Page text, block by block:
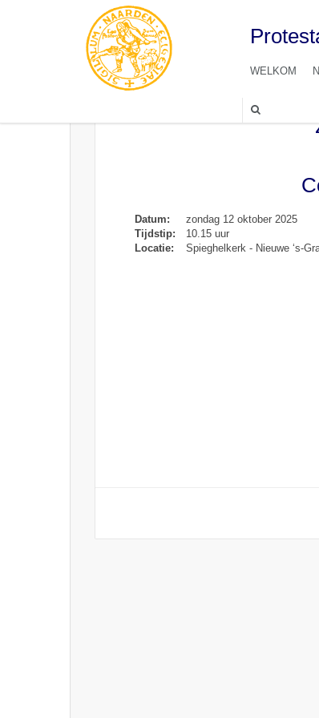
WELKOM
Datum:
zondag 12 oktober 2025
Tijdstip:
10.15 uur
Locatie:
Spieghelkerk - Nieuwe ‘s-